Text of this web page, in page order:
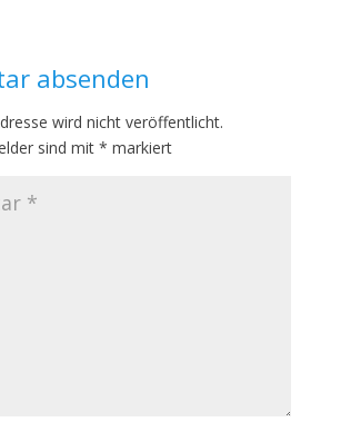
absenden
wird nicht veröffentlicht.
sind mit * markiert